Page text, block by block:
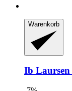
Warenkorb
Ib Laursen